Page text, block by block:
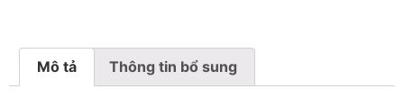
Mô tả Thông tin bổ sung